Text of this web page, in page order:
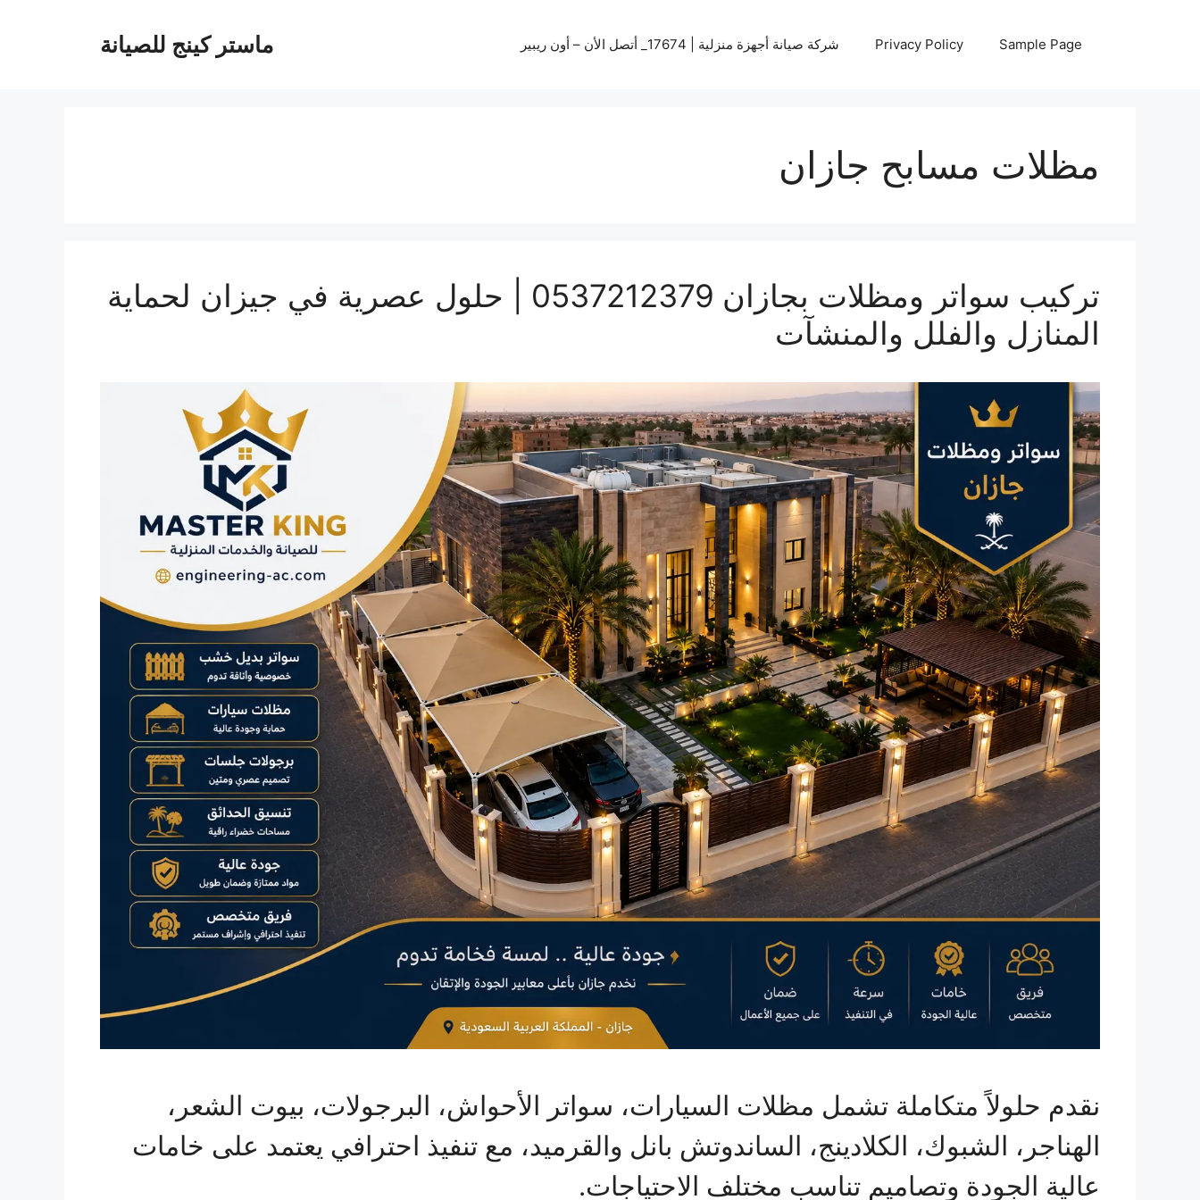
ماستر كينج للصيانة Sample Page
Privacy Policy شركة صيانة أجهزة منزلية | 17674_ أتصل الأن – أون ريبير
مظلات مسابح جازان
تركيب سواتر ومظلات بجازان 0537212379 | حلول عصرية في جيزان لحماية
المنازل والفلل والمنشآت
نقدم حلولاً متكاملة تشمل مظلات السيارات، سواتر الأحواش، البرجولات، بيوت الشعر،
الهناجر، الشبوك، الكلادينج، الساندوتش بانل والقرميد، مع تنفيذ احترافي يعتمد على خامات
عالية الجودة وتصاميم تناسب مختلف الاحتياجات.